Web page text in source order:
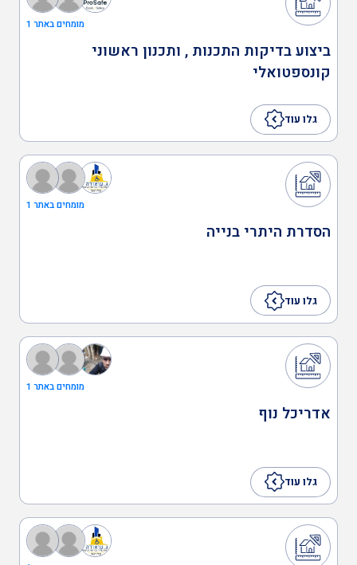
הנדסאי אדריכלות לבניה
פרטית, שיפוצים ותוספות
בניה
הסדרת היתרי בנייה
אדריכל מבנים
אדריכלות בנייה פרטית
אדריכלות תעשייתית
מומחים באתר 1
ביצוע בדיקות התכנות , ותכנון ראשוני
קונספטואלי
גלו עוד
מומחים באתר 1
הסדרת היתרי בנייה
גלו עוד
מומחים באתר 1
אדריכל נוף
גלו עוד